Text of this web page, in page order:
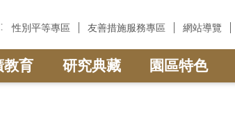
性別平等專區 友善措施服務專區 網站導覽
教育 研究典藏 園區特色